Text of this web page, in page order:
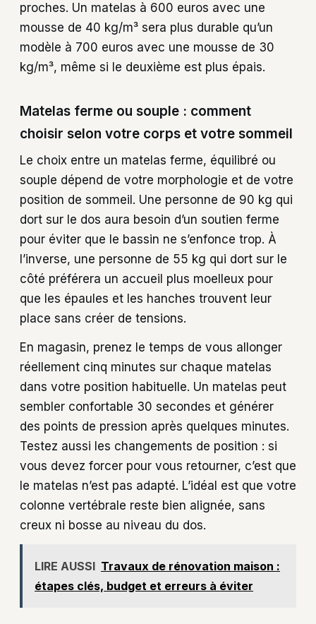
proches. Un matelas à 600 euros avec une
mousse de 40 kg/m³ sera plus durable qu’un
modèle à 700 euros avec une mousse de 30
kg/m³, même si le deuxième est plus épais.
Matelas ferme ou souple : comment
choisir selon votre corps et votre sommeil
Le choix entre un matelas ferme, équilibré ou
souple dépend de votre morphologie et de votre
position de sommeil. Une personne de 90 kg qui
dort sur le dos aura besoin d’un soutien ferme
pour éviter que le bassin ne s’enfonce trop. À
l’inverse, une personne de 55 kg qui dort sur le
côté préférera un accueil plus moelleux pour
que les épaules et les hanches trouvent leur
place sans créer de tensions.
En magasin, prenez le temps de vous allonger
réellement cinq minutes sur chaque matelas
dans votre position habituelle. Un matelas peut
sembler confortable 30 secondes et générer
des points de pression après quelques minutes.
Testez aussi les changements de position : si
vous devez forcer pour vous retourner, c’est que
le matelas n’est pas adapté. L’idéal est que votre
colonne vertébrale reste bien alignée, sans
creux ni bosse au niveau du dos.
LIRE AUSSI Travaux de rénovation maison :
étapes clés, budget et erreurs à éviter